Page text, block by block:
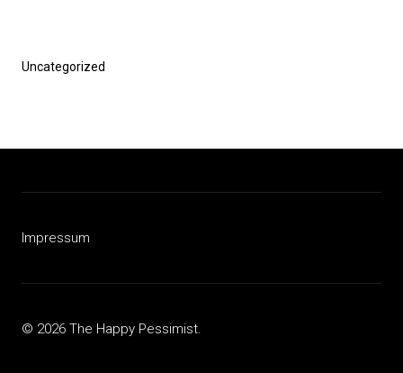
Nächster
Uncategorized
Impressum
© 2026 The Happy Pessimist.